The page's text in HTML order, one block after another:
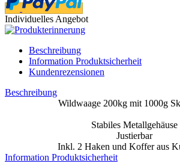
Individuelles Angebot
Beschreibung
Information Produktsicherheit
Kundenrezensionen
Beschreibung
Wildwaage 200kg mit 1000g
Stabiles Metallgehäuse
Justierbar
Inkl. 2 Haken und Koffer aus
Information Produktsicherheit